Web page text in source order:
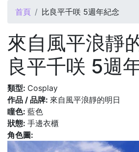
您在這裡
首頁 比良平千咲 5週年紀念
來自風平浪靜
良平千咲 5週
類型: Cosplay
作品 / 品牌: 來自風平浪靜的明日
瞳色: 藍色
狀態: 手邊衣櫃
角色圖: